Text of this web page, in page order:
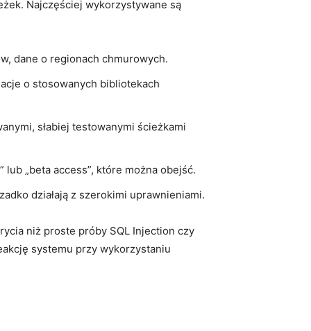
Najczęściej wykorzystywane są
dane o regionach chmurowych.
o stosowanych bibliotekach
słabiej testowanymi ścieżkami
„beta access”, które można obejść.
działają z szerokimi uprawnieniami.
niż proste próby SQL Injection czy
systemu przy wykorzystaniu